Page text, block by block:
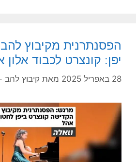
הפסנתרנית מקיבוץ
יפן: קונצרט לכבוד
28 באפריל 2025 מאת קיבוץ להב